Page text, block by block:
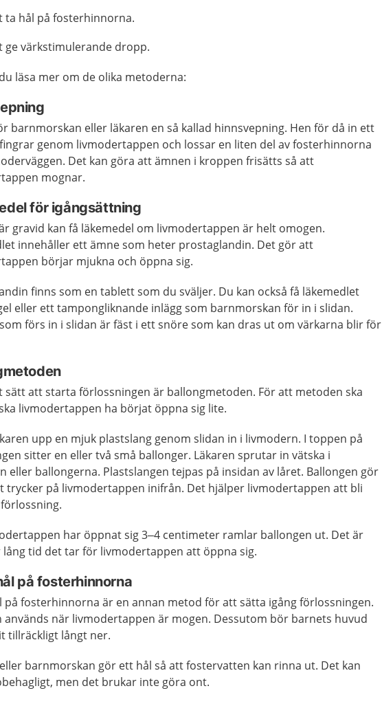
ta hål på fosterhinnorna.
ge värkstimulerande dropp.
läsa mer om de olika metoderna:
barnmorskan eller läkaren en så kallad hinnsvepning. Hen för då in ett
genom livmodertappen och lossar en liten del av fosterhinnorna
Det kan göra att ämnen i kroppen frisätts så att
mognar.
för igångsättning
gravid kan få läkemedel om livmodertappen är helt omogen.
innehåller ett ämne som heter prostaglandin. Det gör att
börjar mjukna och öppna sig.
finns som en tablett som du sväljer. Du kan också få läkemedlet
eller ett tampongliknande inlägg som barnmorskan för in i slidan.
förs in i slidan är fäst i ett snöre som kan dras ut om värkarna blir för
sätt att starta förlossningen är ballongmetoden. För att metoden ska
livmodertappen ha börjat öppna sig lite.
upp en mjuk plastslang genom slidan in i livmodern. I toppen på
sitter en eller två små ballonger. Läkaren sprutar in vätska i
eller ballongerna. Plastslangen tejpas på insidan av låret. Ballongen gör
trycker på livmodertappen inifrån. Det hjälper livmodertappen att bli
har öppnat sig 3–4 centimeter ramlar ballongen ut. Det är
lång tid det tar för livmodertappen att öppna sig.
på fosterhinnorna
på fosterhinnorna är en annan metod för att sätta igång förlossningen.
används när livmodertappen är mogen. Dessutom bör barnets huvud
tillräckligt långt ner.
barnmorskan gör ett hål så att fostervatten kan rinna ut. Det kan
men det brukar inte göra ont.